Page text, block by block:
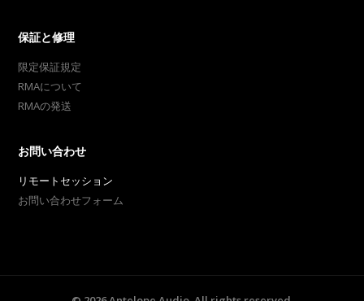
保証と修理
限定保証規定
RMAについて
RMAの発送
お問い合わせ
リモートセッション
お問い合わせフォーム